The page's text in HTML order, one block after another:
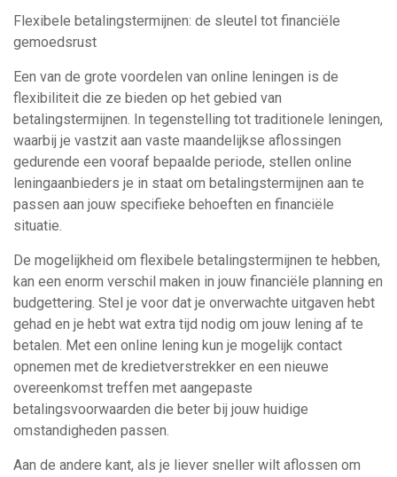
Flexibele betalingstermijnen: de sleutel tot financiële
gemoedsrust
Een van de grote voordelen van online leningen is de
flexibiliteit die ze bieden op het gebied van
betalingstermijnen. In tegenstelling tot traditionele leningen,
waarbij je vastzit aan vaste maandelijkse aflossingen
gedurende een vooraf bepaalde periode, stellen online
leningaanbieders je in staat om betalingstermijnen aan te
passen aan jouw specifieke behoeften en financiële
situatie.
De mogelijkheid om flexibele betalingstermijnen te hebben,
kan een enorm verschil maken in jouw financiële planning en
budgettering. Stel je voor dat je onverwachte uitgaven hebt
gehad en je hebt wat extra tijd nodig om jouw lening af te
betalen. Met een online lening kun je mogelijk contact
opnemen met de kredietverstrekker en een nieuwe
overeenkomst treffen met aangepaste
betalingsvoorwaarden die beter bij jouw huidige
omstandigheden passen.
Aan de andere kant, als je liever sneller wilt aflossen om